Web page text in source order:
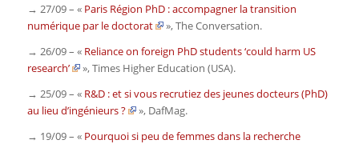
→ 27/09 – « Paris Région PhD : accompagner la transition
numérique par le doctorat
»,The Conversation.
→ 26/09 – « Reliance on foreign PhD students ‘could harm US
research’
»,Times Higher Education (USA).
→ 25/09 – « R&D : et si vous recrutiez des jeunes docteurs (PhD)
au lieu d’ingénieurs ?
», DafMag.
→ 19/09 – « Pourquoi si peu de femmes dans la recherche